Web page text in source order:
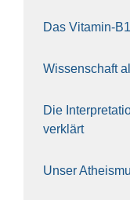
Das Vit­amin-
Wis­sen­schaft
Die
ver­klärt
Unser